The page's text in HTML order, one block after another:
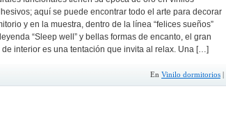
aquí se puede encontrar todo el arte para decorar
y en la muestra, dentro de la línea “felices sueños”
“Sleep well” y bellas formas de encanto, el gran
de interior es una tentación que invita al relax. Una […]
En Vinilo dormitorios